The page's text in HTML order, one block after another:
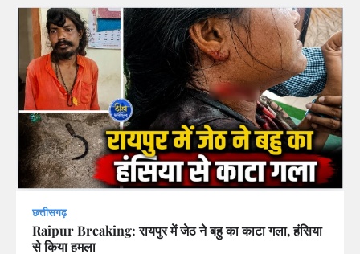
छत्तीसगढ़
Raipur Breaking: रायपुर में जेठ ने बहु का काटा गला, हंसिया
से किया हमला